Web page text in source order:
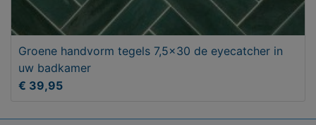
Groene handvorm tegels 7,5x30 de eyecatcher in
uw badkamer
€ 39,95